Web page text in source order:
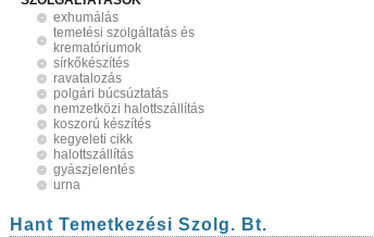
exhumálás
temetési szolgáltatás és
krematóriumok
sírkőkészítés
ravatalozás
polgári búcsúztatás
nemzetközi halottszállítás
koszorú készítés
kegyeleti cikk
halottszállítás
gyászjelentés
urna
Hant Temetkezési Szolg. Bt.